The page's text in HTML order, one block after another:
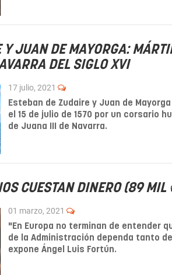
JUAN DE MAYORGA:
DEL SIGLO XVI
17 julio, 2021
Esteban de Zudaire y Juan de
el 15 de julio de 1570 por un corsario
de Juana III de Navarra.
CUESTAN DINERO (89
01 marzo, 2021
"En Europa no terminan de entender
de la Administración dependa tanto
expone Ángel Luis Fortún.